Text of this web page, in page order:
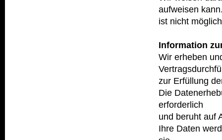
aufweisen
ist nicht
Information
Wir erheben
zur Erfüllung
Die
erforderlich
und beruht auf
Ihre Daten